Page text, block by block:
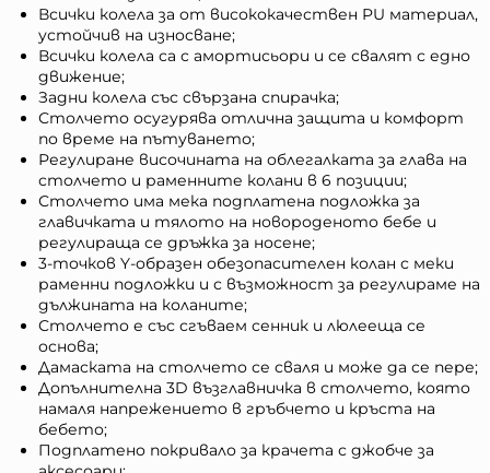
Всички колела за от висококачествен PU материал,
устойчив на износване;
Всички колела са с амортисьори и се свалят с едно
движение;
Задни колела със свързана спирачка;
Столчето осугурява отлична защита и комфорт
по време на пътуването;
Регулиране височината на облегалката за глава на
столчето и раменните колани в 6 позиции;
Столчето има мека подплатена подложка за
главичката и тялото на новороденото бебе и
регулираща се дръжка за носене;
3-точков Y-образен обезопасителен колан с меки
раменни подложки и с възможност за регулираме на
дължината на коланите;
Столчето е със сгъваем сенник и люлееща се
основа;
Дамаската на столчето се сваля и може да се пере;
Допълнителна 3D възглавничка в столчето, която
намаля напрежението в гръбчето и кръста на
бебето;
Подплатено покривало за крачета с джобче за